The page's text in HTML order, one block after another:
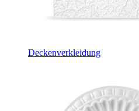
Deckenverkleidung